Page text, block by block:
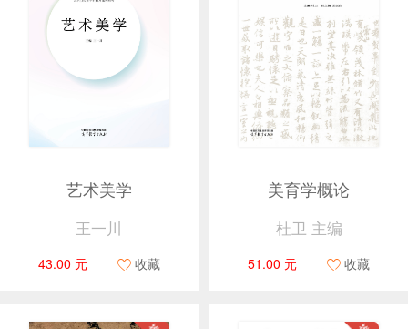
艺术美学
王一川
43.00 元 收藏
美育学概论
杜卫 主编
51.00 元 收藏